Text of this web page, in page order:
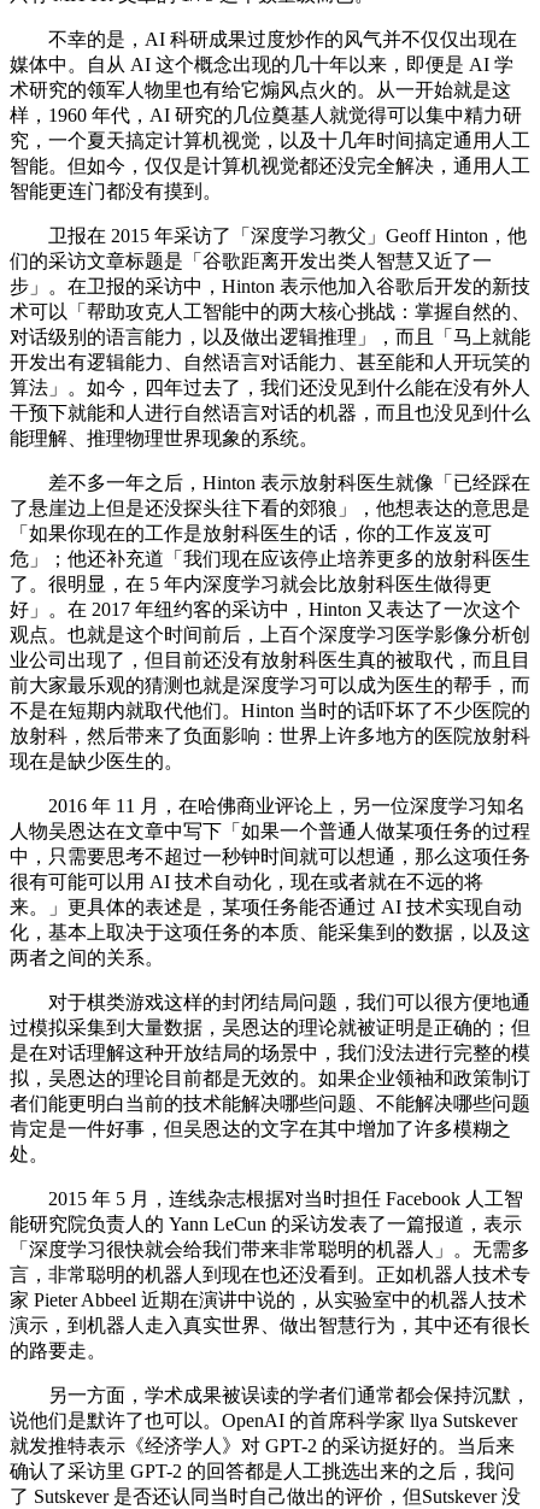
不幸的是，AI 科研成果过度炒作的风气并不仅仅出现在
媒体中。自从 AI 这个概念出现的几十年以来，即便是 AI 学
术研究的领军人物里也有给它煽风点火的。从一开始就是这
样，1960 年代，AI 研究的几位奠基人就觉得可以集中精力研
究，一个夏天搞定计算机视觉，以及十几年时间搞定通用人工
智能。但如今，仅仅是计算机视觉都还没完全解决，通用人工
智能更连门都没有摸到。
卫报在 2015 年采访了「深度学习教父」Geoff Hinton，他
们的采访文章标题是「谷歌距离开发出类人智慧又近了一
步」。在卫报的采访中，Hinton 表示他加入谷歌后开发的新技
术可以「帮助攻克人工智能中的两大核心挑战：掌握自然的、
对话级别的语言能力，以及做出逻辑推理」，而且「马上就能
开发出有逻辑能力、自然语言对话能力、甚至能和人开玩笑的
算法」。如今，四年过去了，我们还没见到什么能在没有外人
干预下就能和人进行自然语言对话的机器，而且也没见到什么
能理解、推理物理世界现象的系统。
差不多一年之后，Hinton 表示放射科医生就像「已经踩在
了悬崖边上但是还没探头往下看的郊狼」，他想表达的意思是
「如果你现在的工作是放射科医生的话，你的工作岌岌可
危」；他还补充道「我们现在应该停止培养更多的放射科医生
了。很明显，在 5 年内深度学习就会比放射科医生做得更
好」。在 2017 年纽约客的采访中，Hinton 又表达了一次这个
观点。也就是这个时间前后，上百个深度学习医学影像分析创
业公司出现了，但目前还没有放射科医生真的被取代，而且目
前大家最乐观的猜测也就是深度学习可以成为医生的帮手，而
不是在短期内就取代他们。Hinton 当时的话吓坏了不少医院的
放射科，然后带来了负面影响：世界上许多地方的医院放射科
现在是缺少医生的。
2016 年 11 月，在哈佛商业评论上，另一位深度学习知名
人物吴恩达在文章中写下「如果一个普通人做某项任务的过程
中，只需要思考不超过一秒钟时间就可以想通，那么这项任务
很有可能可以用 AI 技术自动化，现在或者就在不远的将
来。」更具体的表述是，某项任务能否通过 AI 技术实现自动
化，基本上取决于这项任务的本质、能采集到的数据，以及这
两者之间的关系。
对于棋类游戏这样的封闭结局问题，我们可以很方便地通
过模拟采集到大量数据，吴恩达的理论就被证明是正确的；但
是在对话理解这种开放结局的场景中，我们没法进行完整的模
拟，吴恩达的理论目前都是无效的。如果企业领袖和政策制订
者们能更明白当前的技术能解决哪些问题、不能解决哪些问题
肯定是一件好事，但吴恩达的文字在其中增加了许多模糊之
处。
2015 年 5 月，连线杂志根据对当时担任 Facebook 人工智
能研究院负责人的 Yann LeCun 的采访发表了一篇报道，表示
「深度学习很快就会给我们带来非常聪明的机器人」。无需多
言，非常聪明的机器人到现在也还没看到。正如机器人技术专
家 Pieter Abbeel 近期在演讲中说的，从实验室中的机器人技术
演示，到机器人走入真实世界、做出智慧行为，其中还有很长
的路要走。
另一方面，学术成果被误读的学者们通常都会保持沉默，
说他们是默许了也可以。OpenAI 的首席科学家 llya Sutskever
就发推特表示《经济学人》对 GPT-2 的采访挺好的。当后来
确认了采访里 GPT-2 的回答都是人工挑选出来的之后，我问
了 Sutskever 是否还认同当时自己做出的评价，但Sutskever 没